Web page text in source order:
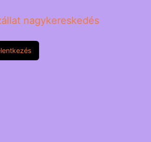
nagykereskedés